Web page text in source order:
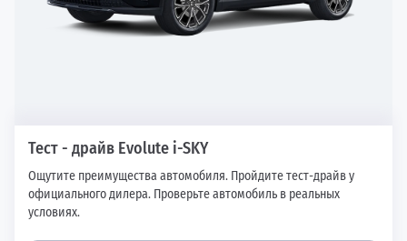
Тест - драйв Evolute i-SKY
Ощутите преимущества автомобиля. Пройдите тест-драйв у
официального дилера. Проверьте автомобиль в реальных
условиях.